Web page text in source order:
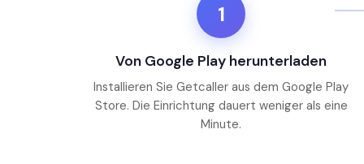
1
Von Google Play herunterladen
Installieren Sie Getcaller aus dem Google Play
Store. Die Einrichtung dauert weniger als eine
Minute.